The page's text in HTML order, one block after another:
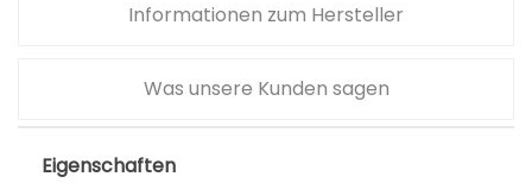
Informationen zum Hersteller
Was unsere Kunden sagen
Eigenschaften